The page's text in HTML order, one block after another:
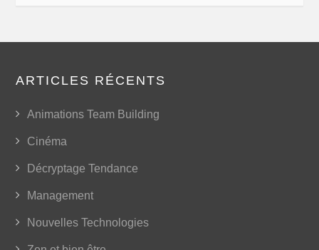
ARTICLES RÉCENTS
Animations Team Building
Cinéma
Décryptage Tendance
Management
Nouvelles Technologies